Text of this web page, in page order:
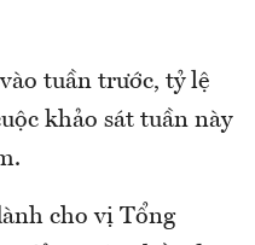
tuần trước, tỷ lệ
khảo sát tuần này
cho vị Tổng